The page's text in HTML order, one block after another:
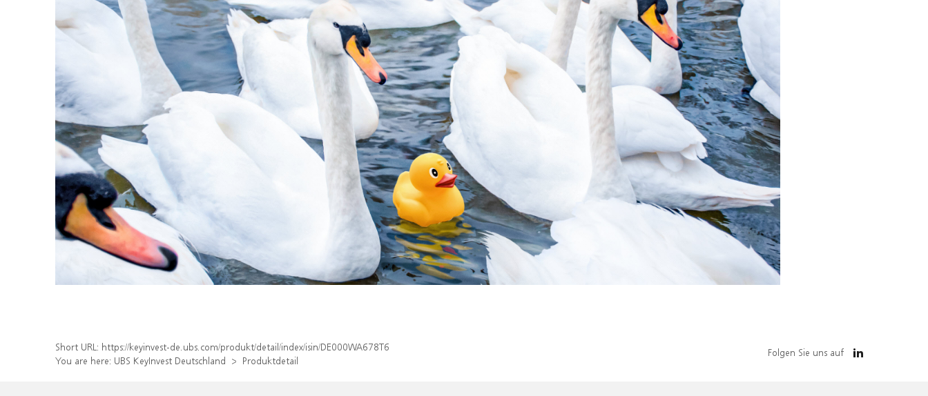
Short URL: https://keyinvest-de.ubs.com/produkt/detail/index/isin/DE000WA678T6
You are here: UBS KeyInvest Deutschland Produktdetail
Folgen Sie uns auf